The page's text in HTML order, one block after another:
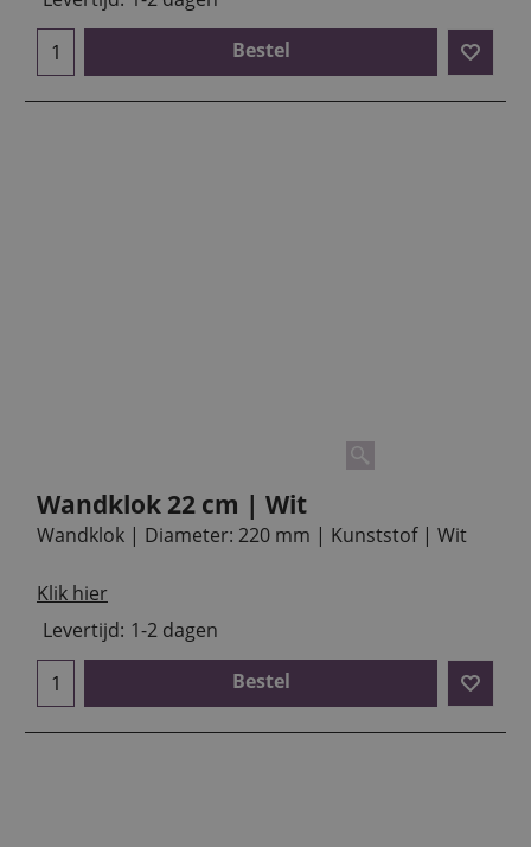
Bestel
Wandklok 22 cm | Wit
Wandklok | Diameter: 220 mm | Kunststof | Wit
Klik hier
Levertijd: 1-2 dagen
Bestel